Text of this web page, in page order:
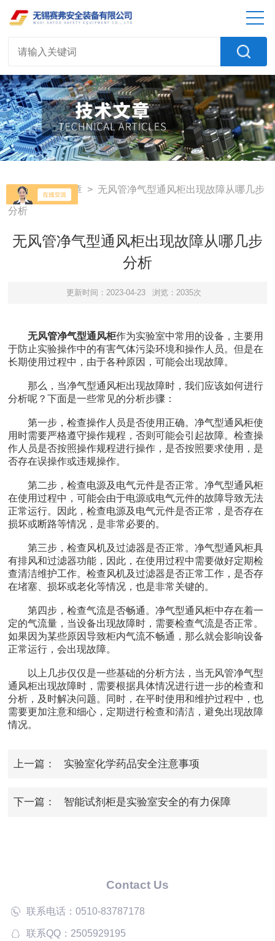
首页 >技术文章 > 无风管净气型通风柜出现故障从哪几步
分析
无风管净气型通风柜出现故障从哪几步
分析
更新时间：2023-04-23 浏览：2035次
无风管净气型通风柜作为实验室中常用的设备，主要用
于防止实验操作中的有害气体污染环境和操作人员。但是在
长期使用过程中，由于各种原因，可能会出现故障。
那么，当净气型通风柜出现故障时，我们应该如何进行
分析呢？下面是一些常见的分析步骤：
第一步，检查操作人员是否使用正确。净气型通风柜使
用时需要严格遵守操作规程，否则可能会引起故障。检查操
作人员是否按照操作规程进行操作，是否按照要求使用，是
否存在误操作或违规操作。
第二步，检查电源及电气元件是否正常。净气型通风柜
在使用过程中，可能会由于电源或电气元件的故障导致无法
正常运行。因此，检查电源及电气元件是否正常，是否存在
损坏或断路等情况，是非常必要的。
第三步，检查风机及过滤器是否正常。净气型通风柜具
有排风和过滤器功能，因此，在使用过程中需要做好定期检
查清洁维护工作。检查风机及过滤器是否正常工作，是否存
在堵塞、损坏或老化等情况，也是非常关键的。
第四步，检查气流是否畅通。净气型通风柜中存在着一
定的气流量，当设备出现故障时，需要检查气流是否正常。
如果因为某些原因导致柜内气流不畅通，那么就会影响设备
正常运行，会出现故障。
以上几步仅仅是一些基础的分析方法，当无风管净气型
通风柜出现故障时，需要根据具体情况进行进一步的检查和
分析，及时解决问题。同时，在平时使用和维护过程中，也
需要更加注意和细心，定期进行检查和清洁，避免出现故障
情况。
上一篇： 实验室化学药品安全注意事项
下一篇： 智能试剂柜是实验室安全的有力保障
Contact Us
联系电话：0510-83787178
联系QQ：2505929195